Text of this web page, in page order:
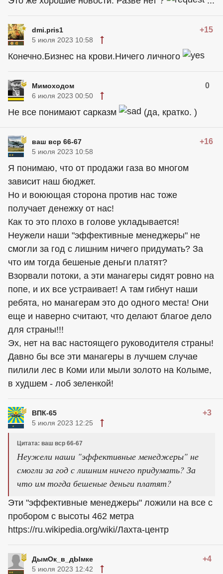
dmi.pris1 +15
5 июля 2023 10:58
Конечно.Бизнес на крови.Ничего личного
Мимоходом 0
6 июля 2023 00:50
Не все понимают сарказм (да, кратко. )
ваш вср 66-67 +16
5 июля 2023 10:58
Я понимаю, что от продажи газа во многом
зависит наш бюджет.
Но и воюющая сторона против нас тоже
получает денежку от нас!
Как то это плохо в голове укладывается!
Неужели наши "эффективные менеджеры" не
смогли за год с лишним ничего придумать? За
что им тогда бешеные деньги платят?
Взорвали потоки, а эти манагеры сидят ровно на
попе, и их все устраивает! А там гибнут наши
ребята, но манагерам это до одного места! Они
еще и наверно считают, что делают благое дело
для страны!!!
Эх, нет на вас настоящего руководителя страны!
Давно бы все эти манагеры в лучшем случае
пилили лес в Коми или мыли золото на Колыме,
в худшем - лоб зеленкой!
ВПК-65 +3
5 июля 2023 12:25
Цитата: ваш вср 66-67
Неужели наши "эффективные менеджеры" не
смогли за год с лишним ничего придумать? За
что им тогда бешеные деньги платят?
Эти "эффективные менеджеры" ложили на все с
пробором с высоты 462 метра
https://ru.wikipedia.org/wiki/Лахта-центр
ДымОк_в_дЫмке +4
5 июля 2023 12:42